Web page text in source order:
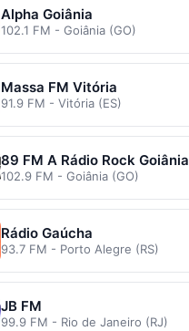
Alpha Goiânia
102.1 FM - Goiânia (GO)
Massa FM Vitória
91.9 FM - Vitória (ES)
89 FM A Rádio Rock Goiânia
102.9 FM - Goiânia (GO)
Rádio Gaúcha
93.7 FM - Porto Alegre (RS)
JB FM
99.9 FM - Rio de Janeiro (RJ)